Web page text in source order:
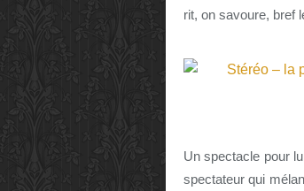
rit, on savoure, bref
Un spectacle pour
spectateur qui